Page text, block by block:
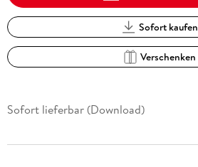
Sofort kaufen
Verschenken
Sofort lieferbar (Download)